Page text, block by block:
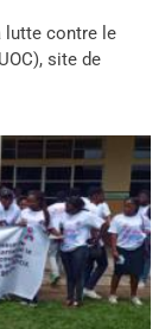
lutte contre le
site de